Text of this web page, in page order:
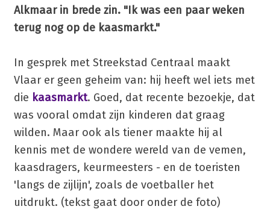
Alkmaar in brede zin. "Ik was een paar weken
terug nog op de kaasmarkt."
In gesprek met Streekstad Centraal maakt
Vlaar er geen geheim van: hij heeft wel iets met
die kaasmarkt. Goed, dat recente bezoekje, dat
was vooral omdat zijn kinderen dat graag
wilden. Maar ook als tiener maakte hij al
kennis met de wondere wereld van de vemen,
kaasdragers, keurmeesters - en de toeristen
'langs de zijlijn', zoals de voetballer het
uitdrukt. (tekst gaat door onder de foto)